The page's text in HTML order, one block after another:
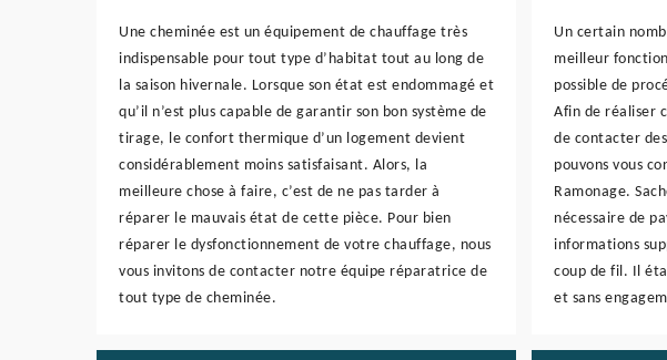
Une cheminée est un équipement de chauffage très
indispensable pour tout type d’habitat tout au long de
la saison hivernale. Lorsque son état est endommagé et
qu’il n’est plus capable de garantir son bon système de
tirage, le confort thermique d’un logement devient
considérablement moins satisfaisant. Alors, la
meilleure chose à faire, c’est de ne pas tarder à
réparer le mauvais état de cette pièce. Pour bien
réparer le dysfonctionnement de votre chauffage, nous
vous invitons de contacter notre équipe réparatrice de
tout type de cheminée.
Un certain
meilleur
possible de
Afin de réaliser
de contacter
pouvons vous
Ramonage.
nécessaire de
informations
coup de fil. Il
et sans